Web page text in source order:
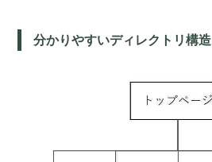
分かりやすいディレクトリ構造